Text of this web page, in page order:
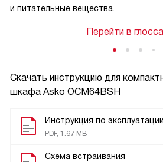
Скачать инструкцию для
шкафа Asko OCM64BSH
Инструкция по эксплуатации
PDF, 1.67 MB
Схема встраивания
и питательные вещества.
Перейти в